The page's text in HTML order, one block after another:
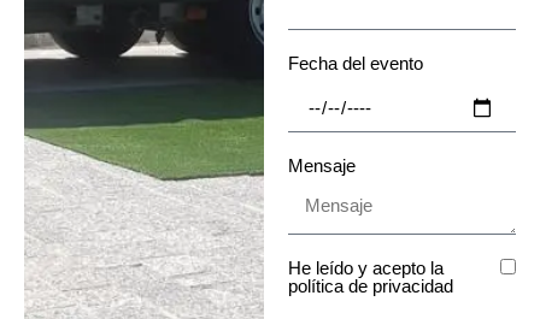
Fecha del evento
Mensaje
He leído y acepto la
política de privacidad